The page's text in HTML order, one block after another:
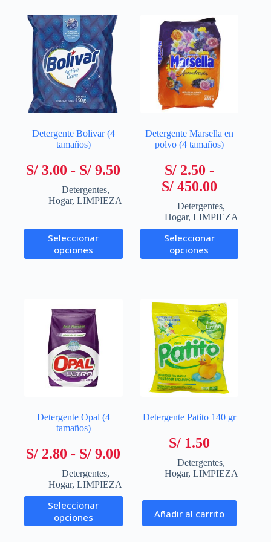
Detergente Bolivar (4
tamaños)
S/ 3.00 - S/ 9.50
precios:
S/ 3.00
Detergentes,
Hogar,LIMPIEZA
Seleccionar
opciones
Este
producto
tiene
se
pueden
elegir
en
la
página
de
producto
Detergente Marsella en
polvo (4 tamaños)
S/2.50 -
S/450.00Rango
de
precios:
desde
Detergentes,
Hogar, LIMPIEZA
Seleccionar
opciones
Este
producto
tiene
se
pueden
elegir
en
la
página
de
producto
Detergente Opal (4
tamaños)
S/ 2.80 - S/ 9.00
precios:
desde
S/ 2.80
Detergentes,
Hogar,LIMPIEZA
Seleccionar
opciones
Este
producto
tiene
Detergente Patito 140 gr
S/1.50
Detergentes,
Hogar, LIMPIEZA
Añadir al carrito